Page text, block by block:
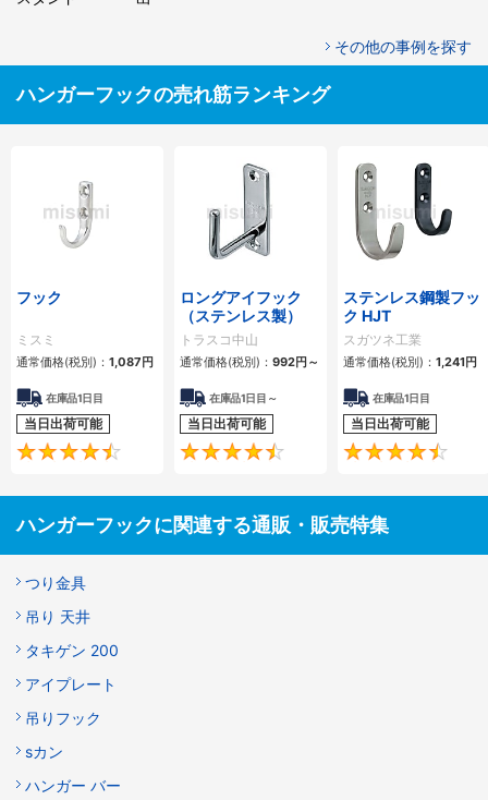
その他の事例を探す
ハンガーフックの売れ筋ランキング
フック
ミスミ
通常価格(税別)： 1,087円
在庫品1日目
当日出荷可能
4.5
ロングアイフック
（ステンレス製）
トラスコ中山
通常価格(税別)： 992円 ～
在庫品1日目～
当日出荷可能
4.5
ステンレス鋼製フッ
ク HJT
スガツネ工業
通常価格(税別)： 1,241円
在庫品1日目
当日出荷可能
ハンガーフックに関連する通販・販売特集
つり金具
吊り 天井
タキゲン 200
アイプレート
吊りフック
sカン
ハンガー バー